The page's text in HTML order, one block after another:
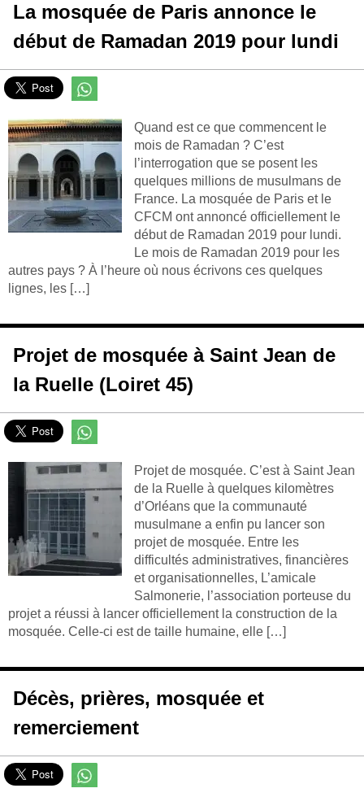
La mosquée de Paris annonce le
début de Ramadan 2019 pour lundi
Quand est ce que commencent le
mois de Ramadan ? C’est
l’interrogation que se posent les
quelques millions de musulmans de
France. La mosquée de Paris et le
CFCM ont annoncé officiellement le
début de Ramadan 2019 pour lundi.
Le mois de Ramadan 2019 pour les
autres pays ? À l’heure où nous écrivons ces quelques
lignes, les […]
Projet de mosquée à Saint Jean de
la Ruelle (Loiret 45)
Projet de mosquée. C’est à Saint Jean
de la Ruelle à quelques kilomètres
d’Orléans que la communauté
musulmane a enfin pu lancer son
projet de mosquée. Entre les
difficultés administratives, financières
et organisationnelles, L’amicale
Salmonerie, l’association porteuse du
projet a réussi à lancer officiellement la construction de la
mosquée. Celle-ci est de taille humaine, elle […]
Décès, prières, mosquée et
remerciement